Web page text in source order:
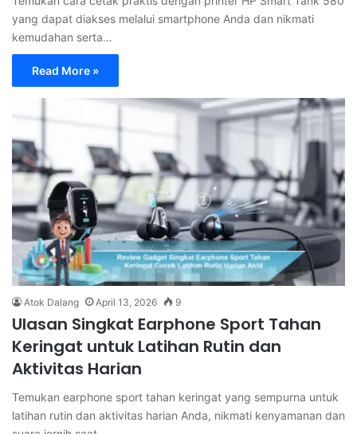
yang dapat diakses melalui smartphone Anda dan nikmati
kemudahan serta…
Read More »
Atok Dalang April 13, 2026 9
Ulasan Singkat Earphone Sport Tahan
Keringat untuk Latihan Rutin dan
Aktivitas Harian
Temukan earphone sport tahan keringat yang sempurna untuk
latihan rutin dan aktivitas harian Anda, nikmati kenyamanan dan